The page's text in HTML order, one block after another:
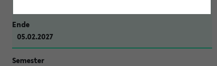
05.02.2027